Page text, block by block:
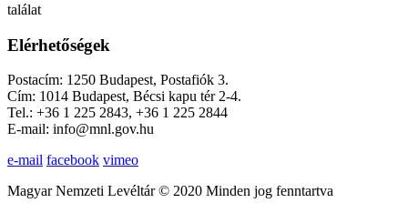
találat
Elérhetőségek
Postacím: 1250 Budapest, Postafiók 3.
Cím: 1014 Budapest, Bécsi kapu tér 2-4.
Tel.: +36 1 225 2843, +36 1 225 2844
E-mail: info@mnl.gov.hu
e-mail facebook vimeo
Magyar Nemzeti Levéltár © 2020 Minden jog fenntartva